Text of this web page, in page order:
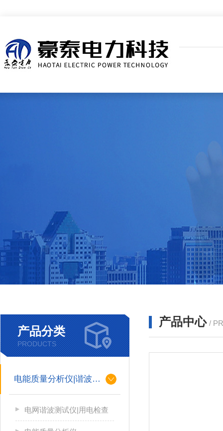
产品分类
PRODUCTS
电能质量分析仪|谐波测试
电网谐波测试仪|用电检查
产品中心 /